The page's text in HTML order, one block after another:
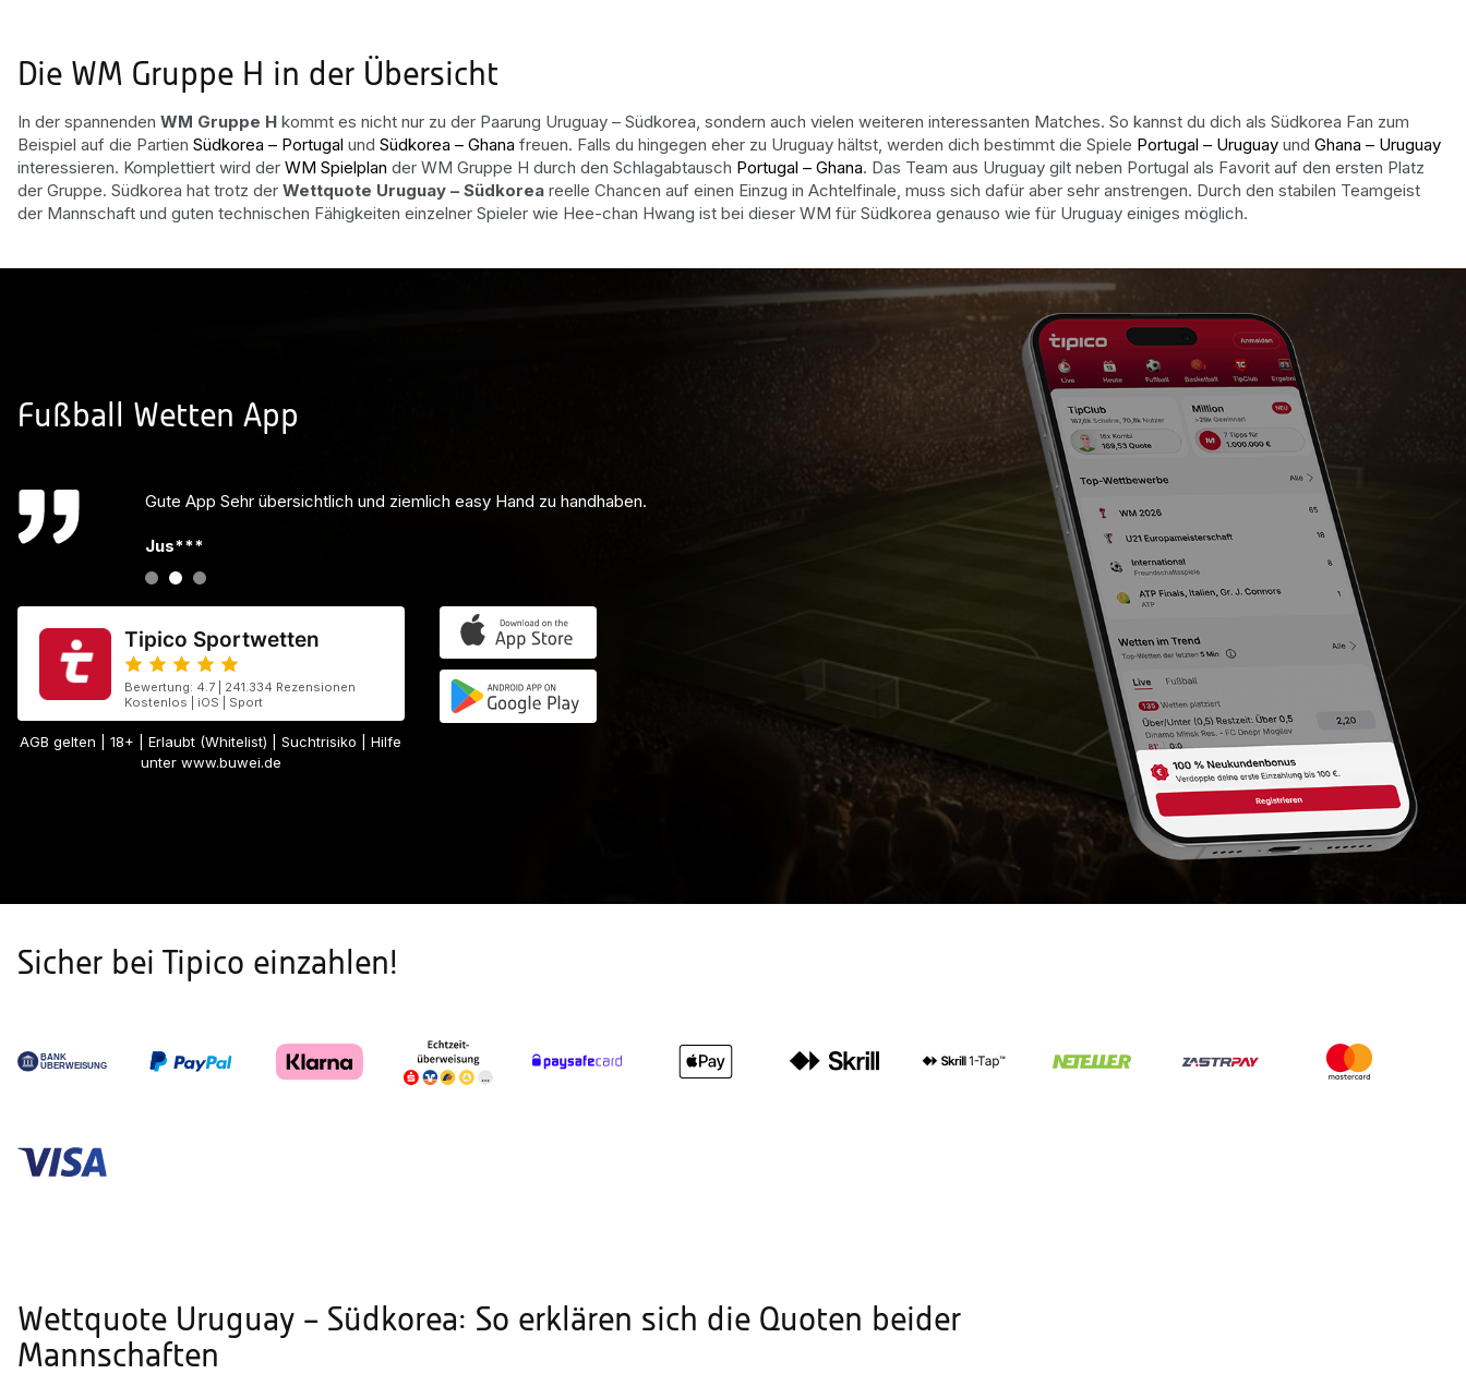
Die WM Gruppe H in der Übersicht
In der spannenden WM Gruppe H kommt es nicht nur zu der Paarung Uruguay – Südkorea, sondern auch vielen weiteren interessanten Matches. So kannst du dich als Südkorea Fan zum
Beispiel auf die Partien Südkorea – Portugal und Südkorea – Ghana freuen. Falls du hingegen eher zu Uruguay hältst, werden dich bestimmt die Spiele Portugal – Uruguay und Ghana – Uruguay
interessieren. Komplettiert wird der WM Spielplan der WM Gruppe H durch den Schlagabtausch Portugal – Ghana. Das Team aus Uruguay gilt neben Portugal als Favorit auf den ersten Platz
der Gruppe. Südkorea hat trotz der Wettquote Uruguay – Südkorea reelle Chancen auf einen Einzug in Achtelfinale, muss sich dafür aber sehr anstrengen. Durch den stabilen Teamgeist
der Mannschaft und guten technischen Fähigkeiten einzelner Spieler wie Hee-chan Hwang ist bei dieser WM für Südkorea genauso wie für Uruguay einiges möglich.
Fußball Wetten App
Bestes Wetten der Welt! Hoffe es bleibt wie es ist mit Tipico.
Jul***
Tipico Sportwetten
Bewertung: 4.7 | 241.334 Rezensionen
Kostenlos | iOS | Sport
AGB gelten | 18+ | Erlaubt (Whitelist) | Suchtrisiko | Hilfe
unter www.buwei.de
Sicher bei Tipico einzahlen!
Wettquote Uruguay – Südkorea: So erklären sich die Quoten beider
Mannschaften